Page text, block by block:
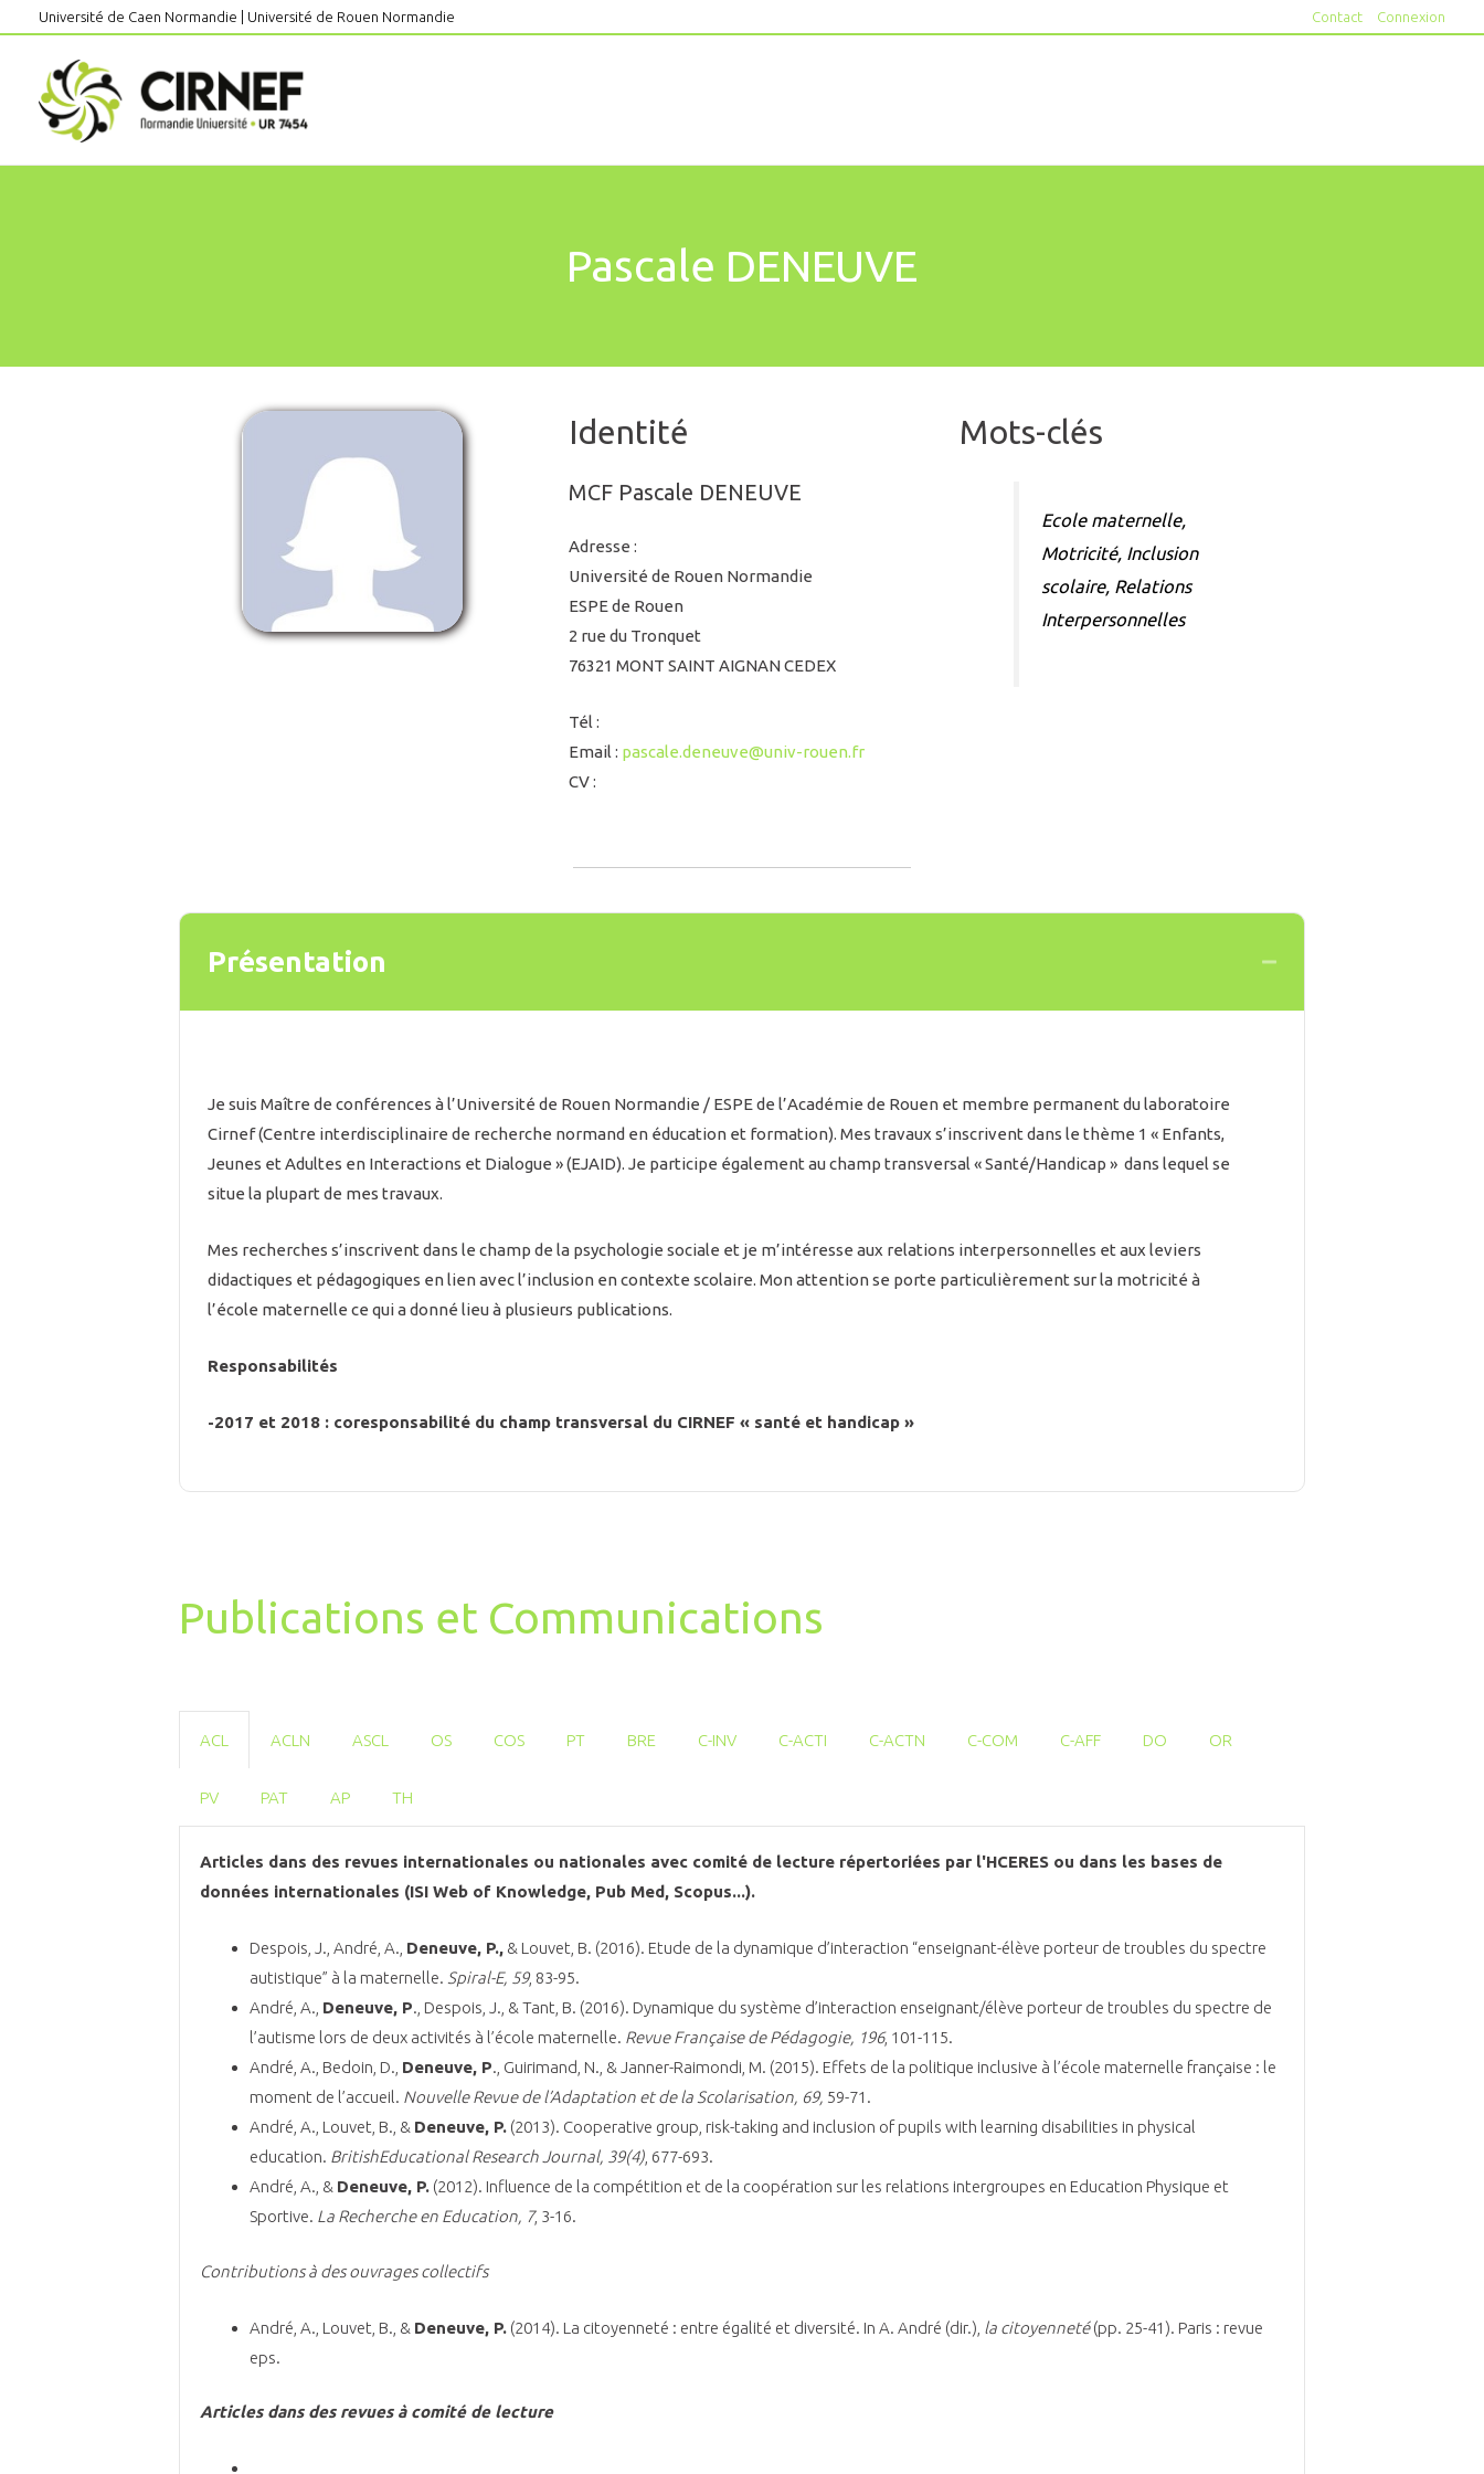
contenu
Université de Caen Normandie Université de Rouen Normandie Contact Connexion
Pascale DENEUVE
Identité
MCF Pascale DENEUVE
Adresse :
Université de Rouen Normandie
ESPE de Rouen
2 rue du Tronquet
76321 MONT SAINT AIGNAN CEDEX
Tél :
Email : pascale.deneuve@univ-rouen.fr
CV :
Mots-clés
Ecole maternelle,
Motricité, Inclusion
scolaire, Relations
Interpersonnelles
Présentation Collapse
Je suis Maître de conférences à l’Université de Rouen Normandie / ESPE de l’Académie de Rouen et membre permanent du laboratoire
Cirnef (Centre interdisciplinaire de recherche normand en éducation et formation). Mes travaux s’inscrivent dans le thème 1 « Enfants,
Jeunes et Adultes en Interactions et Dialogue » (EJAID). Je participe également au champ transversal « Santé/Handicap » dans lequel se
situe la plupart de mes travaux.
Mes recherches s’inscrivent dans le champ de la psychologie sociale et je m’intéresse aux relations interpersonnelles et aux leviers
didactiques et pédagogiques en lien avec l’inclusion en contexte scolaire. Mon attention se porte particulièrement sur la motricité à
l’école maternelle ce qui a donné lieu à plusieurs publications.
Responsabilités
-2017 et 2018 : coresponsabilité du champ transversal du CIRNEF « santé et handicap »
Publications et Communications
ACL ACLN ASCL OS COS PT BRE C-INV C-ACTI C-ACTN C-COM C-AFF DO OR
PV PAT AP TH
Articles dans des revues internationales ou nationales avec comité de lecture répertoriées par l'HCERES ou dans les bases de
données internationales (ISI Web of Knowledge, Pub Med, Scopus...).
Despois, J., André, A., Deneuve, P., & Louvet, B. (2016). Etude de la dynamique d’interaction “enseignant-élève porteur de troubles du spectre
autistique” à la maternelle. Spiral-E, 59, 83-95.
André, A., Deneuve, P., Despois, J., & Tant, B. (2016). Dynamique du système d’interaction enseignant/élève porteur de troubles du spectre de
l’autisme lors de deux activités à l’école maternelle. Revue Française de Pédagogie, 196, 101-115.
André, A., Bedoin, D., Deneuve, P., Guirimand, N., & Janner-Raimondi, M. (2015). Effets de la politique inclusive à l’école maternelle française : le
moment de l’accueil. Nouvelle Revue de l’Adaptation et de la Scolarisation, 69, 59-71.
André, A., Louvet, B., & Deneuve, P. (2013). Cooperative group, risk-taking and inclusion of pupils with learning disabilities in physical
education. BritishEducational Research Journal, 39(4) , 677-693.
André, A., & Deneuve, P. (2012). Influence de la compétition et de la coopération sur les relations intergroupes en Education Physique et
Sportive. La Recherche en Education, 7, 3-16.
Contributions à des ouvrages collectifs
André, A., Louvet, B., & Deneuve, P. (2014). La citoyenneté : entre égalité et diversité. In A. André (dir.), la citoyenneté(pp. 25-41). Paris : revue
eps.
Articles dans des revues à comité de lecture